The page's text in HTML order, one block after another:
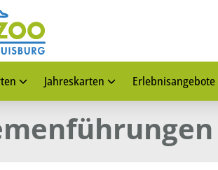
Jahreskarten Erlebnisangebote